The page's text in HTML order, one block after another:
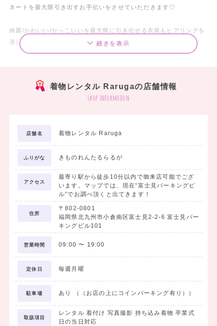
ネートを最大限引き出すお手伝いをさせていただきます♡
綺麗/かわいい/かっこいいを最大限に引き出せる衣装もヒアリングを
通し、全力でご準備させて頂きます！
振袖/袴／訪問着／留袖/七五三/産着など、沢山の種類ご用意させてい
続きを表示
着物レンタル Rarugaの店舗情報
shop information
店舗名 着物レンタル Raruga
ふりがな きものれんたるらるが
アクセス
最寄り駅から徒歩10分以内で御来店可能でござ
います。マップでは、現在“富士見パーキングビ
ル”でお調べ頂くと出てきます！
住所
〒802-0801
福岡県北九州市小倉南区富士見2-2-6 富士見パー
キングビル101
営業時間 09:00 〜 19:00
定休日 毎週月曜
駐車場 あり （（お店の上にコインパーキング有り））
取扱項目
レンタル 着付け 写真撮影 持ち込み着物 卒業式
日の当日対応